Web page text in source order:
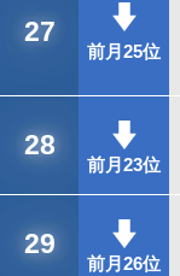
27
前月25位
28
前月23位
29
前月26位